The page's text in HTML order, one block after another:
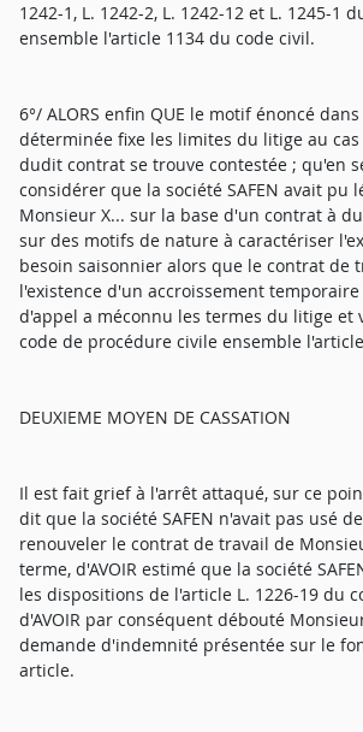
1242-1, L. 1242-2, L. 1242-12 et L. 1245-1
ensemble l'article 1134 du code civil.
6°/ ALORS enfin QUE le motif énoncé
déterminée fixe les limites du litige au
dudit contrat se trouve contestée ; qu'en
considérer que la société SAFEN avait pu
Monsieur X... sur la base d'un contrat à
sur des motifs de nature à caractériser
besoin saisonnier alors que le contrat de
l'existence d'un accroissement
d'appel a méconnu les termes du litige et
code de procédure civile ensemble
DEUXIEME MOYEN DE CASSATION
Il est fait grief à l'arrêt attaqué, sur ce
dit que la société SAFEN n'avait pas usé
renouveler le contrat de travail de
terme, d'AVOIR estimé que la société
les dispositions de l'article L. 1226-19 du
d'AVOIR par conséquent débouté
demande d'indemnité présentée sur le
article.